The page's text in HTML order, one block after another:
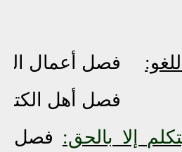
فصل أعمال
فصل أهل
إلا بالحق: فصل